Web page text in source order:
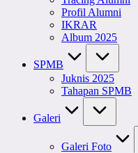
Profil Alumni
IKRAR
Album 2025
SPMB
Juknis 2025
Tahapan SPMB
Galeri
Galeri Foto